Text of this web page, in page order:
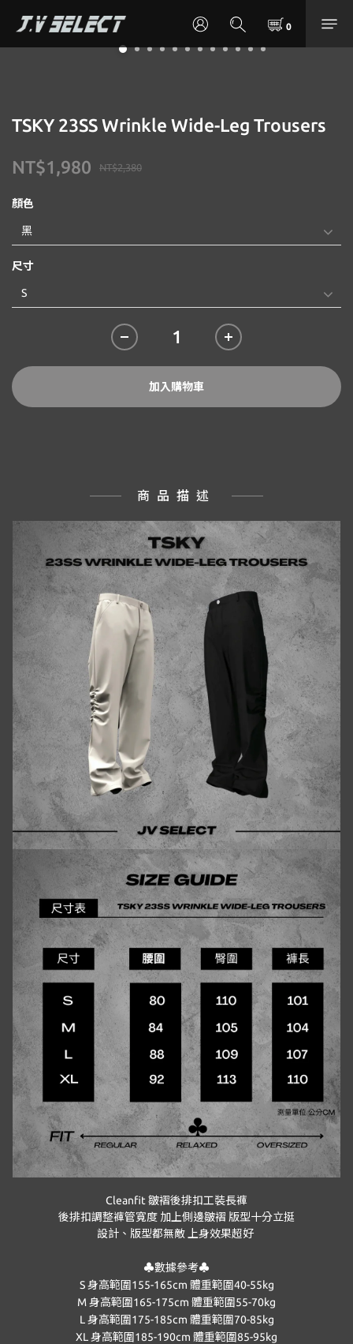
TSKY 23SS Wrinkle Wide-Leg Trousers
NT$2,380
NT$1,980
顏色
尺寸
加入購物車
商品描述
Cleanfit 皺褶後排扣工裝長褲
後排扣調整褲管寬度 加上側邊皺褶 版型十分立挺
設計、版型都無敵 上身效果超好
♣️數據參考♣️
S身高範圍155-165cm 體重範圍40-55kg
M身高範圍165-175cm 體重範圍55-70kg
L身高範圍175-185cm 體重範圍70-85kg
XL身高範圍185-190cm 體重範圍85-95kg